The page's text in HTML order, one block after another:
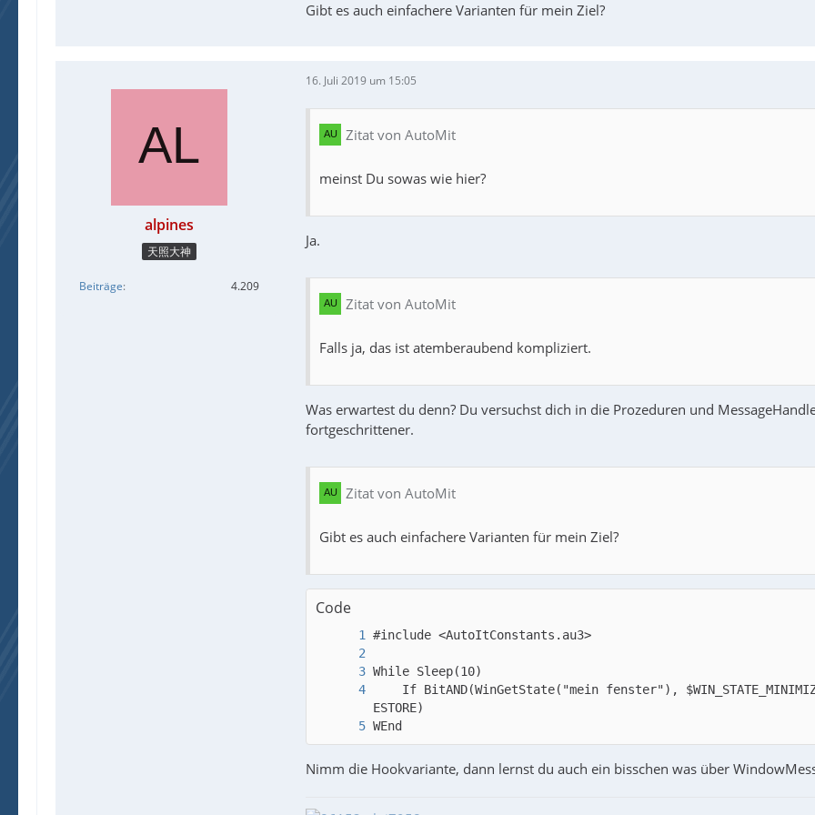
Gibt es auch einfachere Varianten für mein Ziel?
alpines
天照大神
Beiträge 4.209
16. Juli 2019 um 15:05
Zitat von AutoMit
meinst Du sowas wie hier?
Ja.
Zitat von AutoMit
Falls ja, das ist atemberaubend kompliziert.
Was erwartest du denn? Du versuchst dich in die Prozeduren und
fortgeschrittener.
Zitat von AutoMit
Gibt es auch einfachere Varianten für mein Ziel?
Code
If BitAND(WinGetState("mein fenster"),
WEnd
Nimm die Hookvariante, dann lernst du auch ein bisschen was über